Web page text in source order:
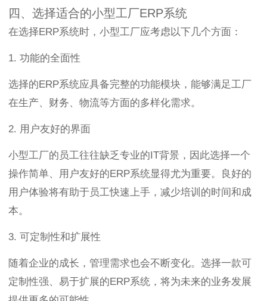
四、选择适合的小型工厂ERP系统
在选择ERP系统时，小型工厂应考虑以下几个方面：
1. 功能的全面性
选择的ERP系统应具备完整的功能模块，能够满足工厂
在生产、财务、物流等方面的多样化需求。
2. 用户友好的界面
小型工厂的员工往往缺乏专业的IT背景，因此选择一个
操作简单、用户友好的ERP系统显得尤为重要。良好的
用户体验将有助于员工快速上手，减少培训的时间和成
本。
3. 可定制性和扩展性
随着企业的成长，管理需求也会不断变化。选择一款可
定制性强、易于扩展的ERP系统，将为未来的业务发展